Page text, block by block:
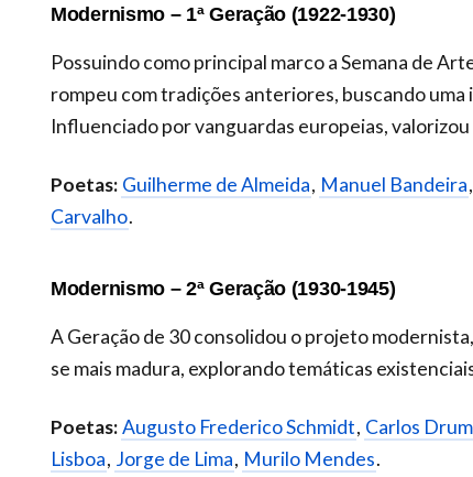
Modernismo – 1ª Geração (1922-1930)
Possuindo como principal marco a Semana de
rompeu com tradições anteriores, buscando
Influenciado por vanguardas europeias,
Poetas: Guilherme de Almeida, Manuel Bandeira,
Carvalho.
Modernismo – 2ª Geração (1930-1945)
A Geração de 30 consolidou o projeto
se mais madura, explorando temáticas
Poetas:Augusto Frederico Schmidt, Carlos
Lisboa, Jorge de Lima, Murilo Mendes.